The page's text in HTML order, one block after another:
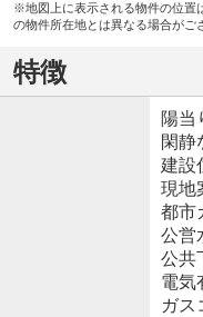
※地図上に表示される物件の位置
の物件所在地とは異なる場合がご
特徴
陽当
閑静
建設
現地
都市
公営
公共
電気
ガス